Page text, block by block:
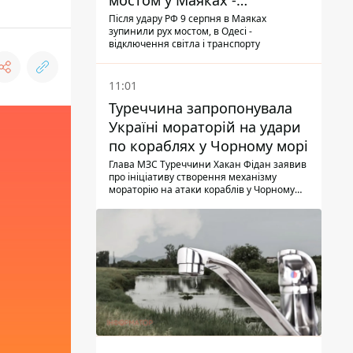
подробиці від ДПСУ
Після удару РФ 9 серпня в Маяках
зупинили рух мостом, в Одесі -
відключення світла і транспорту
11:01
Туреччина запропонувала
Україні мораторій на удари
по кораблях у Чорному морі
Глава МЗС Туреччини Хакан Фідан заявив
про ініціативу створення механізму
мораторію на атаки кораблів у Чорному